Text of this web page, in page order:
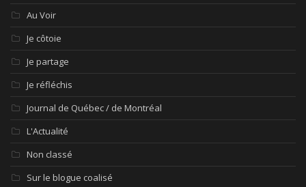
Au Voir
Je côtoie
Je partage
Je réfléchis
Journal de Québec / de Montréal
L'Actualité
Non classé
Sur le blogue coalisé